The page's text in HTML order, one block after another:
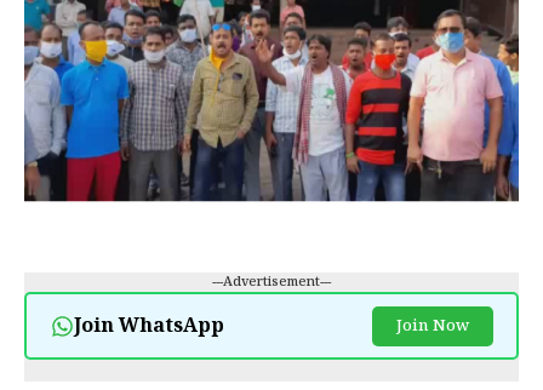
---Advertisement---
Join WhatsApp Join Now